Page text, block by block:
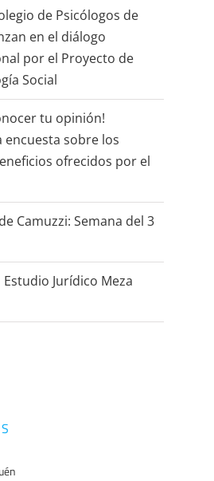
de Psicólogos de
en el diálogo
por el Proyecto de
Social
tu opinión!
encuesta sobre los
ofrecidos por el
Camuzzi: Semana del 3
Jurídico Meza